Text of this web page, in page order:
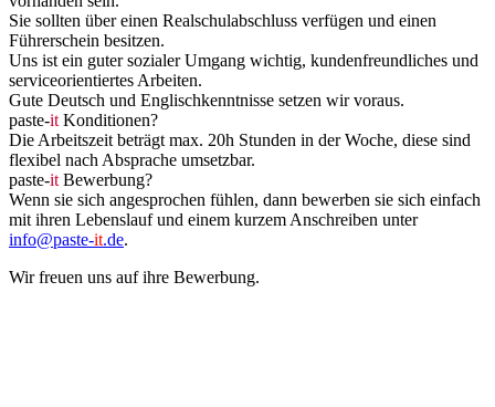
Sie sollten über einen Realschulabschluss verfügen und einen
Führerschein besitzen.
Uns ist ein guter sozialer Umgang wichtig, kundenfreundliches und
serviceorientiertes Arbeiten.
Gute Deutsch und Englischkenntnisse setzen wir voraus.
paste-it Konditionen?
Die Arbeitszeit beträgt max. 20h Stunden in der Woche, diese sind
flexibel nach Absprache umsetzbar.
paste-it Bewerbung?
Wenn sie sich angesprochen fühlen, dann bewerben sie sich einfach
mit ihren Lebenslauf und einem kurzem Anschreiben unter
info@paste-it.de.
Wir freuen uns auf ihre Bewerbung.